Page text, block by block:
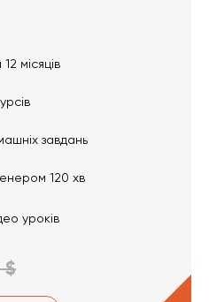
місяців
завдань
120 хв
уроків
$